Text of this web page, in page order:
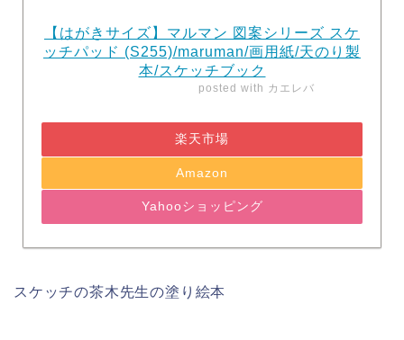
【はがきサイズ】マルマン 図案シリーズ スケ
ッチパッド (S255)/maruman/画用紙/天のり製
本/スケッチブック
posted with カエレバ
楽天市場
Amazon
Yahooショッピング
スケッチの茶木先生の塗り絵本